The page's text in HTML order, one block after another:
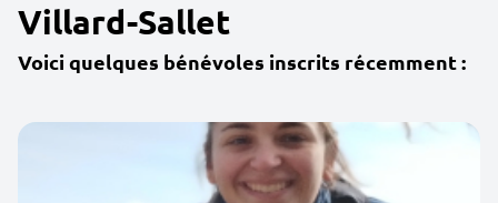
Villard-Sallet
Voici quelques bénévoles inscrits récemment :